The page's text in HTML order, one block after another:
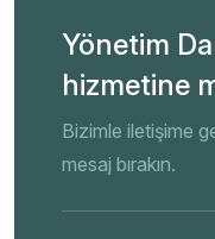
Yönetim
hizmetine
Bizimle iletişime
mesaj bırakın.